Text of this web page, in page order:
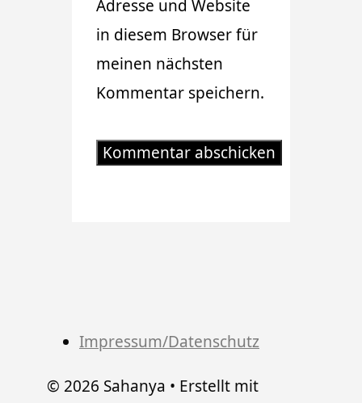
Adresse und Website
in diesem Browser für
meinen nächsten
Kommentar speichern.
Impressum/Datenschutz
© 2026 Sahanya • Erstellt mit